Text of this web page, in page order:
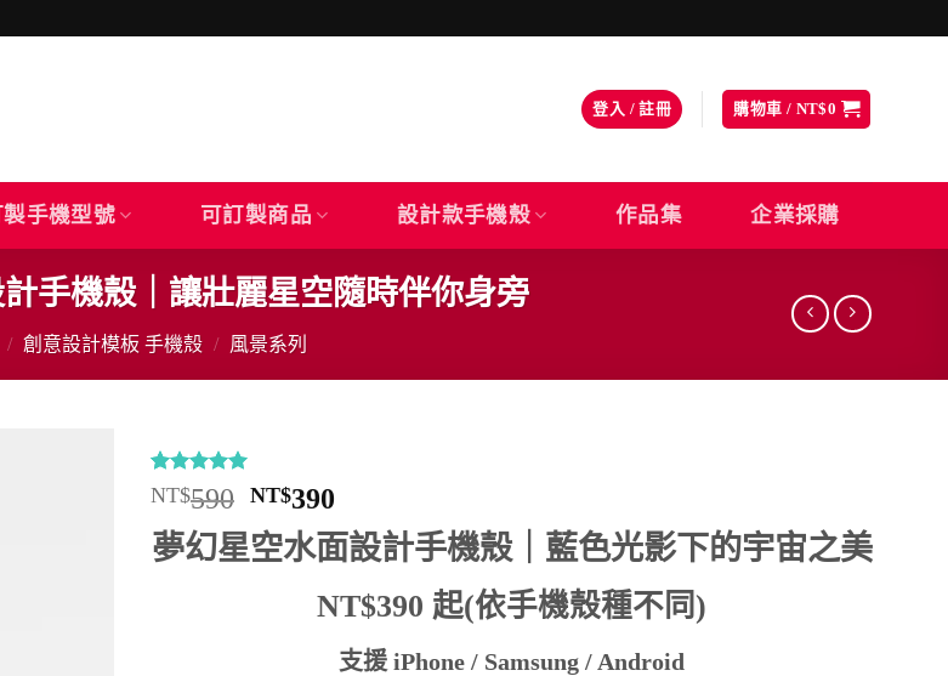
登入 / 註冊 購物車 / NT$0
製手機型號 可訂製商品 設計款手機殼 作品集 企業採購
手機殼｜讓壯麗星空隨時伴你身旁
/ 創意設計模板 手機殼 / 風景系列
評分5/
5，已有
10
位
顧客進行評
分
NT$590 原
始
價
NT$590。
NT$390
前
價
NT$390。
夢幻星空水面設計手機殼｜藍色光影下的宇宙之美
NT$390 起(依手機殼種不同)
支援 iPhone / Samsung / Android